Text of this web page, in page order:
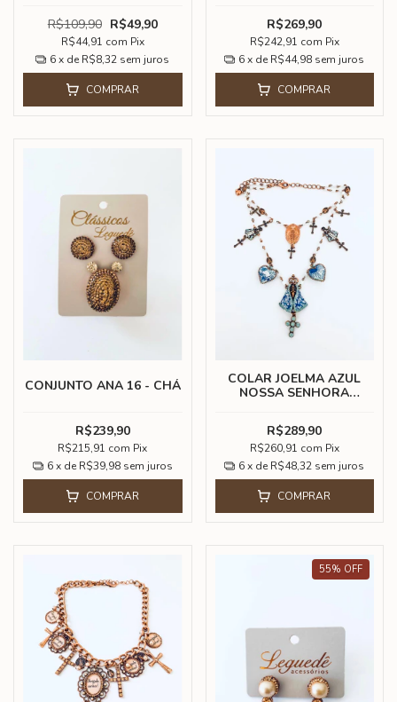
R$109,90 R$49,90
R$44,91 com Pix
6 x de R$8,32 sem juros
COMPRAR
R$269,90
R$242,91 com Pix
6 x de R$44,98 sem juros
COMPRAR
CONJUNTO ANA 16 - CHÁ
R$239,90
R$215,91 com Pix
6 x de R$39,98 sem juros
COMPRAR
COLAR JOELMA AZUL
NOSSA SENHORA
R$289,90
R$260,91 com Pix
6 x de R$48,32 sem juros
COMPRAR
55% OFF